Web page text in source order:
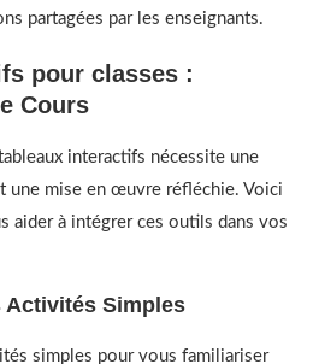
partagées par les enseignants.
pour classes :
Cours
interactifs nécessite une
une mise en œuvre réfléchie. Voici
aider à intégrer ces outils dans vos
Activités Simples
simples pour vous familiariser